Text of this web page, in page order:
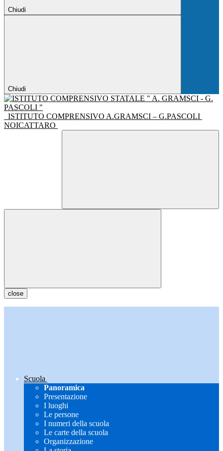
Chiudi
Chiudi
ISTITUTO COMPRENSIVO A.GRAMSCI – G.PASCOLI
NOICATTARO
close
Scuola
Panoramica
Presentazione
I luoghi
Le persone
I numeri della scuola
Le carte della scuola
Organizzazione